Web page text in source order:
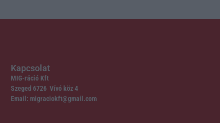
Kapcsolat
MIG-ráció Kft
Szeged 6726 Vívó köz 4
Email: migraciokft@gmail.com